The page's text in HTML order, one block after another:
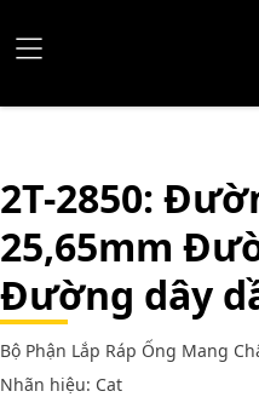
2T-2850:
25,65mm
Đường dây
Bộ Phận Lắp Ráp Ống Mang
Nhãn hiệu: Cat